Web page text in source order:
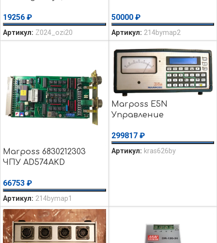
19256 ₽
Артикул: Z024_ozi20
50000 ₽
Артикул: 214bymap2
Marposs 6830212303
ЧПУ AD574AKD
Плата б/у
66753 ₽
Артикул: 214bymap1
Marposs E5N
Управление
уценка использовалось
299817 ₽
Артикул: kras626by